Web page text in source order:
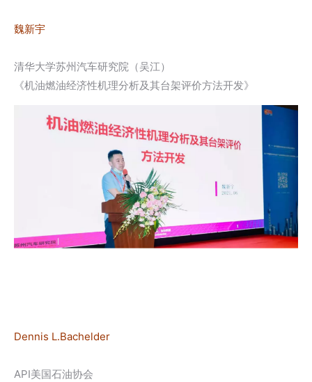
魏新宇
清华大学苏州汽车研究院（吴江）
《机油燃油经济性机理分析及其台架评价方法开发》
Dennis L.Bachelder
API美国石油协会